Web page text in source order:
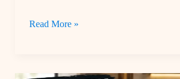
Air
Quad
Read More »